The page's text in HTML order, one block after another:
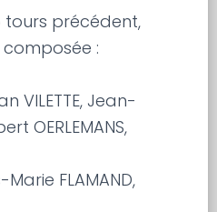
précédent,
:
VILETTE, Jean-
OERLEMANS,
Marie FLAMAND,